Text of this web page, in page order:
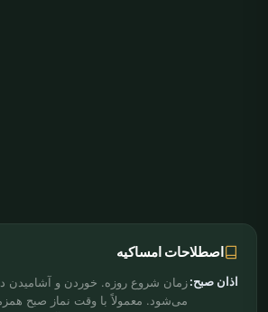
اصطلاحات امساکیه
اذان صبح:زمان شروع روزه. خوردن و آشامیدن
می‌شود. معمولاً با وقت نماز صبح